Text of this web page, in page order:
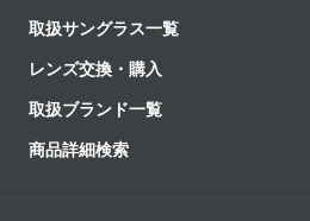
取扱サングラス一覧
レンズ交換・購入
取扱ブランド一覧
商品詳細検索